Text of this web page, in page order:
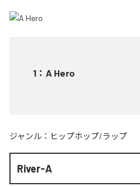
1 ： A Hero
ジャンル： ヒップホップ/ラップ
River-A